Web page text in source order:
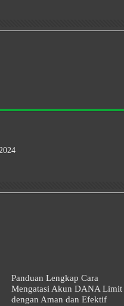
Panduan Lengkap Cara
Mengatasi Akun DANA Limit
dengan Aman dan Efektif